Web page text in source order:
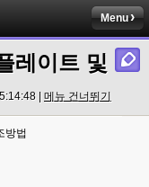
Menu
레이트 및
| 메뉴 건너뛰기
방법